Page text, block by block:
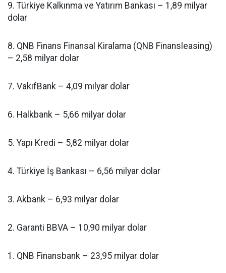
9. Türkiye Kalkınma ve Yatırım Bankası – 1,89 milyar
dolar
8. QNB Finans Finansal Kiralama (QNB Finansleasing)
– 2,58 milyar dolar
7. VakıfBank – 4,09 milyar dolar
6. Halkbank – 5,66 milyar dolar
5. Yapı Kredi – 5,82 milyar dolar
4. Türkiye İş Bankası – 6,56 milyar dolar
3. Akbank – 6,93 milyar dolar
2. Garanti BBVA – 10,90 milyar dolar
1. QNB Finansbank – 23,95 milyar dolar